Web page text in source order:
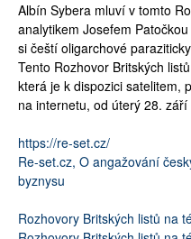
Albín Sybera mluví v tomto
analytikem Josefem
si čeští oligarchové
Tento Rozhovor Britských
která je k dispozici satelitem,
na internetu, od úterý 28. září
https://re-set.cz/
Re-set.cz, O angažování
byznysu
Rozhovory Britských listů na